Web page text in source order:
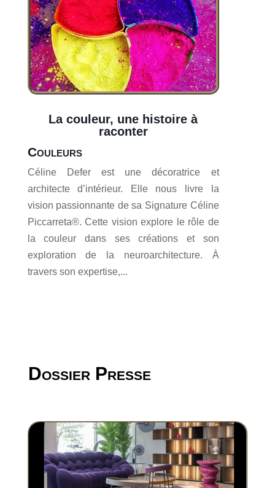
La couleur, une histoire à
raconter
Couleurs
Céline Defer est une décoratrice et
architecte d’intérieur. Elle nous livre la
vision passionnante de sa Signature Céline
Piccarreta®. Cette vision explore le rôle de
la couleur dans ses créations et son
exploration de la neuroarchitecture. À
travers son expertise,...
Dossier Presse